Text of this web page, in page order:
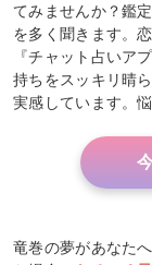
てみませんか？鑑
を多く聞きます。
『チャット占いア
持ちをスッキリ晴
実感しています。
竜巻の夢があなた